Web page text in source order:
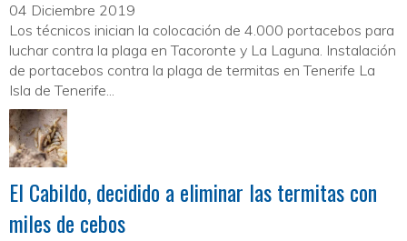
04 Diciembre 2019
Los técnicos inician la colocación de 4.000 portacebos para
luchar contra la plaga en Tacoronte y La Laguna. Instalación
de portacebos contra la plaga de termitas en Tenerife La
Isla de Tenerife...
El Cabildo, decidido a eliminar las termitas con
miles de cebos